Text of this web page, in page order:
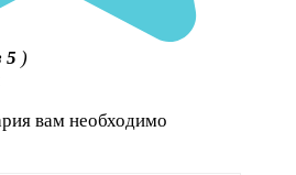
5 )
вам необходимо